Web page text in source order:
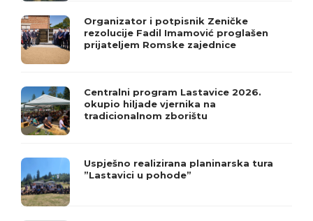
Organizator i potpisnik Zeničke
rezolucije Fadil Imamović proglašen
prijateljem Romske zajednice
Centralni program Lastavice 2026.
okupio hiljade vjernika na
tradicionalnom zborištu
Uspješno realizirana planinarska tura
”Lastavici u pohode”